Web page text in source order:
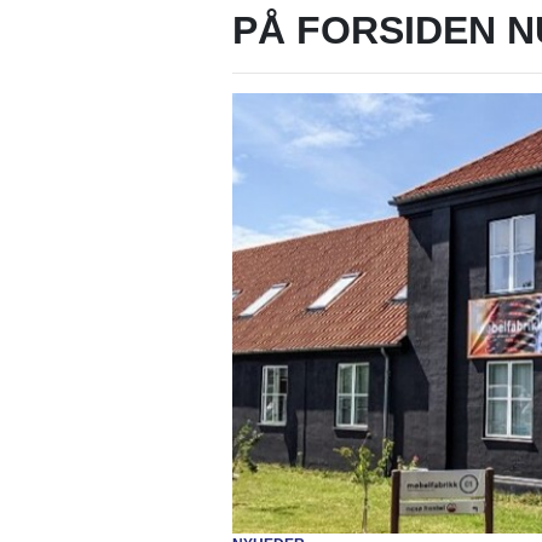
PÅ FORSIDEN